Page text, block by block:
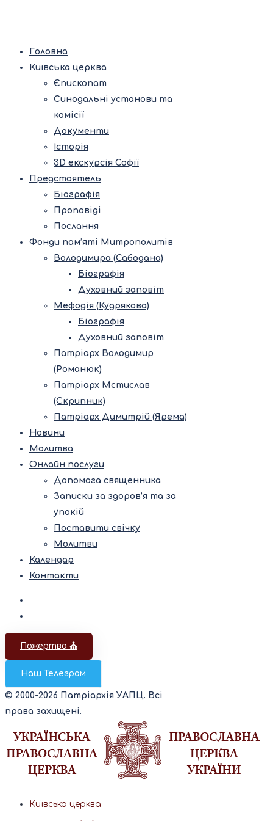
Головна
Київська церква
Єпископат
Синодальні установи та
комісії
Документи
Історія
3D екскурсія Софії
Предстоятель
Біографія
Проповіді
Послання
Фонди пам’яті Митрополитів
Володимира (Сабодана)
Біографія
Духовний заповіт
Мефодія (Кудрякова)
Біографія
Духовний заповіт
Патріарх Володимир
(Романюк)
Патріарх Мстислав
(Скрипник)
Патріарх Димитрій (Ярема)
Новини
Молитва
Онлайн послуги
Допомога священника
Записки за здоров’я та за
упокій
Поставити свічку
Молитви
Календар
Контакти
Пожертва ⛪️
Наш Телеграм
© 2000-2026 Патріархія УАПЦ. Всі
права захищені.
Київська церква